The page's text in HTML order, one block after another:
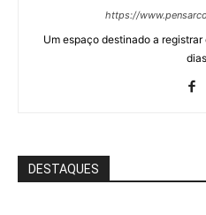
https://
Um espaço destinado a
DESTAQUES